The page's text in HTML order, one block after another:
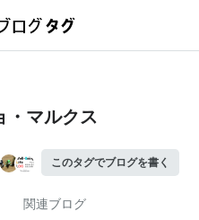
・マルクス
このタグでブログを書く
関連ブログ